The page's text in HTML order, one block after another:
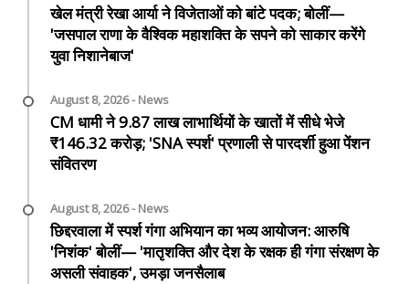
खेल मंत्री रेखा आर्या ने विजेताओं को बांटे पदक; बोलीं—
'जसपाल राणा के वैश्विक महाशक्ति के सपने को साकार करेंगे
युवा निशानेबाज'
August 8, 2026 - News
CM धामी ने 9.87 लाख लाभार्थियों के खातों में सीधे भेजे
₹146.32 करोड़; 'SNA स्पर्श' प्रणाली से पारदर्शी हुआ पेंशन
संवितरण
August 8, 2026 - News
छिद्दरवाला में स्पर्श गंगा अभियान का भव्य आयोजन: आरुषि
'निशंक' बोलीं— 'मातृशक्ति और देश के रक्षक ही गंगा संरक्षण के
असली संवाहक', उमड़ा जनसैलाब